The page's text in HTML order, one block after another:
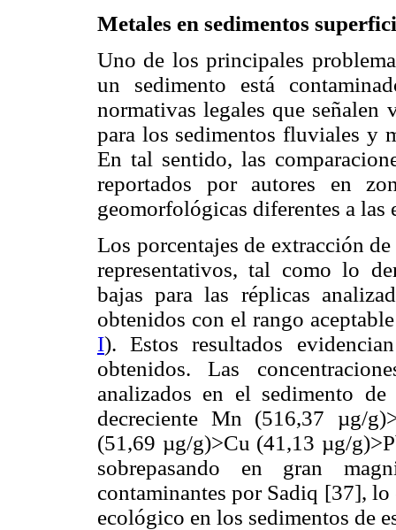
Metales en sedimentos
Uno de los principales
un sedimento está
normativas legales que señalen
para los sedimentos fluviales y
En tal sentido, las
reportados por autores en
geomorfológicas diferentes a las
Los porcentajes de extracción
representativos, tal como lo
bajas para las réplicas
obtenidos con el rango
I). Estos resultados
obtenidos. Las
analizados en el sedimento
decreciente Mn (516,37 µg/
(51,69 µg/g)>Cu (41,13 µg/
sobrepasando en gran
contaminantes por Sadiq [37],
ecológico en los sedimentos de